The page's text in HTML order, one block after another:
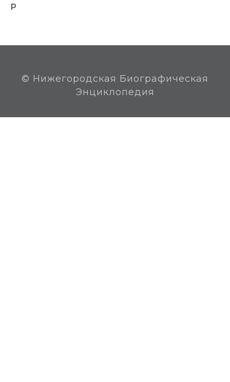
Р
© Нижегородская Биографическая
Энциклопедия